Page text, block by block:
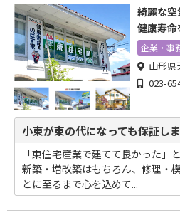
綺麗な
健康寿
をご検
企業・事
山形県
023-
小東が東の代になっても保証しま
「東住宅産業で建てて良かった」
新築・増改築はもちろん、修理・
とに至るまで心を込めて...